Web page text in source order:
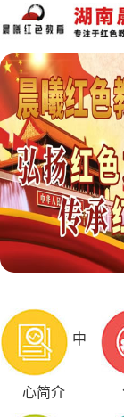
中
心简介